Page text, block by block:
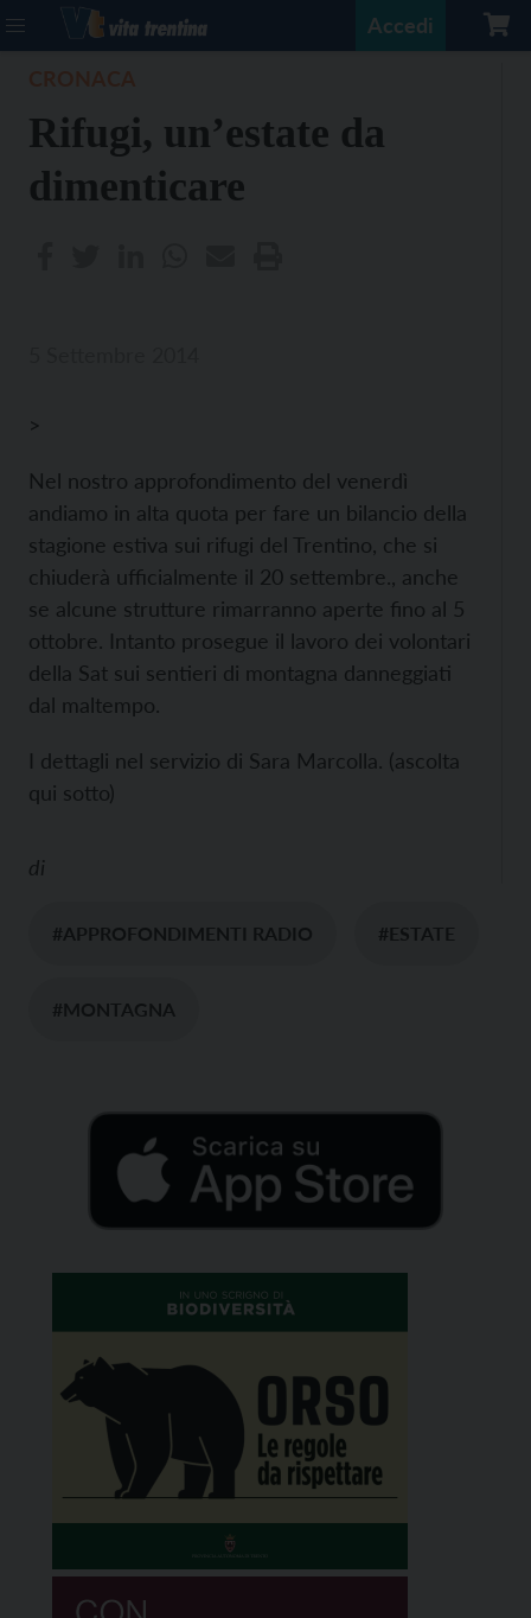
Accedi
Rifugi, un’estate da
dimenticare
>
Nel nostro approfondimento del venerdì
andiamo in alta quota per fare un bilancio della
stagione estiva sui rifugi del Trentino, che si
chiuderà ufficialmente il 20 settembre., anche
se alcune strutture rimarranno aperte fino al 5
ottobre. Intanto prosegue il lavoro dei volontari
della Sat sui sentieri di montagna danneggiati
dal maltempo.
I dettagli nel servizio di Sara Marcolla. (ascolta
qui sotto)
di
#APPROFONDIMENTI RADIO #ESTATE
#MONTAGNA